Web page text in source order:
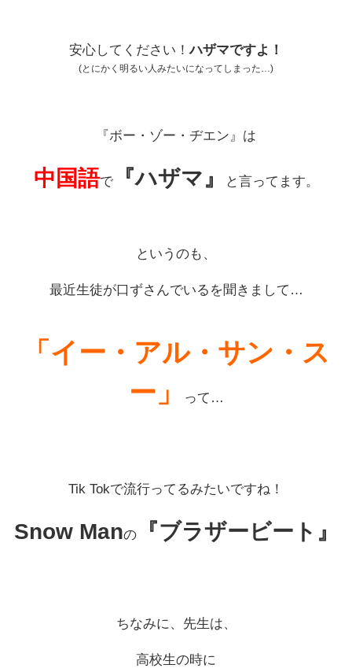
安心してください！ハザマですよ！
(とにかく明るい人みたいになってしまった…)
『ボー・ゾー・ヂエン』は
中国語で『ハザマ』 と言ってます。
というのも、
最近生徒が口ずさんでいるを聞きまして…
「イー・アル・サン・ス
ー」
って…
Tik Tokで流行ってるみたいですね！
Snow Manの『ブラザービート』
ちなみに、先生は、
高校生の時に